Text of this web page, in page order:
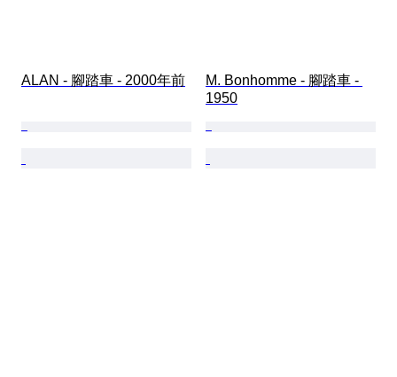
ALAN - 腳踏車 - 2000年前
M. Bonhomme - 腳踏車 -
1950